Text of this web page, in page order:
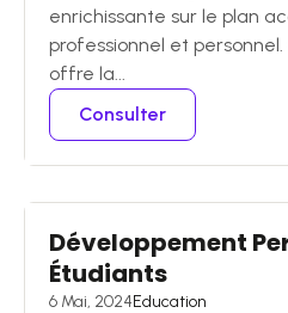
enrichissante sur le plan
professionnel et
offre la...
Consulter
Développement
Étudiants
6 Mai, 2024Education